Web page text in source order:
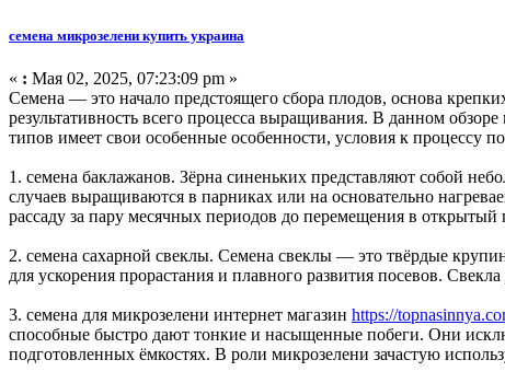
семена микрозелени купить украина
« : Мая 02, 2025, 07:23:09 pm »
Семена — это начало предстоящего сбора плодов, основа
результативность всего процесса выращивания. В данном
типов имеет свои особенные особенности, условия к процессу
1. семена баклажанов. Зёрна синеньких представляют собой
случаев выращиваются в парниках или на основательно
рассаду за пару месячных периодов до перемещения в открытый
2. семена сахарной свеклы. Семена свеклы — это твёрдые
для ускорения прорастания и плавного развития посевов.
3. семена для микрозелени интернет магазин https://
способные быстро дают тонкие и насыщенные побеги. Они
подготовленных ёмкостях. В роли микрозелени зачастую